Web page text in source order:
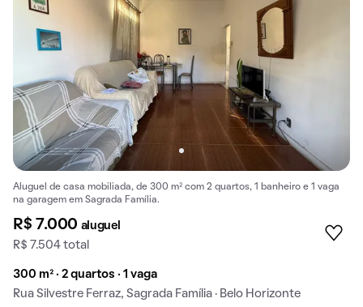
Aluguel de casa mobiliada, de 300 m² com 2 quartos, 1 banheiro e 1 vaga
na garagem em Sagrada Família.
R$ 7.000 aluguel
R$ 7.504 total
300 m² · 2 quartos · 1 vaga
Rua Silvestre Ferraz, Sagrada Família · Belo Horizonte